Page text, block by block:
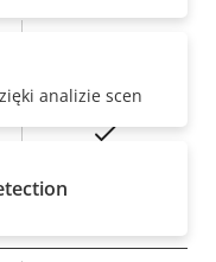
Tak
analizie scen